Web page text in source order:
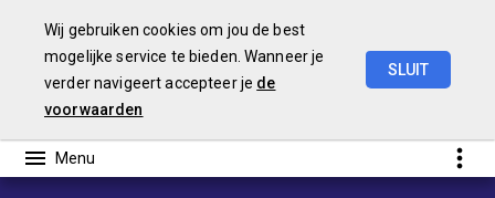
Wij gebruiken cookies om jou de best
mogelijke service te bieden. Wanneer je
verder navigeert accepteer je de
voorwaarden
SLUIT